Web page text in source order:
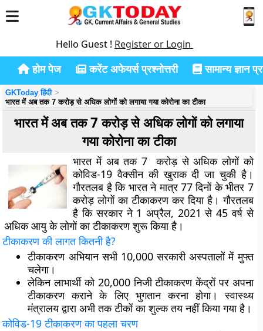
Hello Guest ! Register or Login
होम पेज करेंट अफेयर्स प्रश्नोत्तरी सामान्य ज्ञान
GKToday हिंदी
भारत में अब तक 7 करोड़ से अधिक लोगों को लगाया गया कोरोना का टीका
भारत में अब तक 7 करोड़ से अधिक लोगों को लगाया
गया कोरोना का टीका
भारत में अब तक 7 करोड़ से अधिक लोगों को
कोविड-19 वैक्सीन की खुराक दी जा चुकी है।
गौरतलब है कि भारत ने मात्र 77 दिनों के भीतर 7
करोड़ लोगों का टीकाकरण कर दिया है। गौरतलब
है कि सरकार ने 1 अप्रैल, 2021 से 45 वर्ष से
अधिक आयु के लोगों का टीकाकरण शुरू किया है।
टीकाकरण की लागत कितनी है?
टीकाकरण अभियान सभी 10,000 सरकारी अस्पतालों में मुफ्त
चलेगा।
लेकिन लाभार्थी को 20,000 निजी टीकाकरण केंद्रों पर अपना
टीकाकरण कराने के लिए भुगतान करना होगा। स्वास्थ्य
मंत्रालय द्वारा अभी तक टीकों का शुल्क तय नहीं किया गया है।
कोविड-19टीकाकरण का पहला चरण